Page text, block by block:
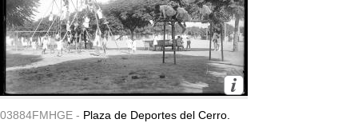
03884FMHGE - Plaza de Deportes del Cerro.